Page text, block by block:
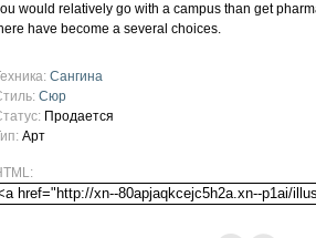
would relatively go with a campus than get
have become a several choices.
Сангина
Сюр
Продается
Арт